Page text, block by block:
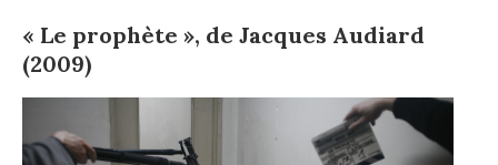
« Le prophète », de Jacques Audiard
(2009)